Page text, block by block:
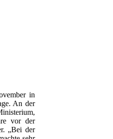
in
An der
vor der
„Bei der